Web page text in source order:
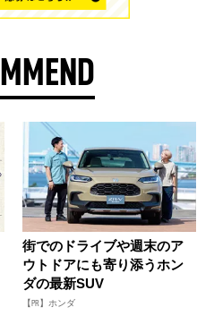
街でのドライブや週末のア
ウトドアにも寄り添うホン
ダの最新SUV
【PR】ホンダ